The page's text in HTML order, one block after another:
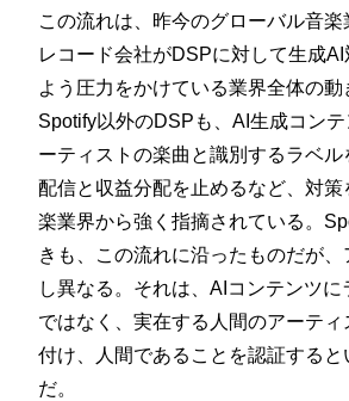
この流れは、昨今のグローバル音
レコード会社がDSPに対して生成
よう圧力をかけている業界全体の動
Spotify以外のDSPも、AI生成コン
ーティストの楽曲と識別するラベル
配信と収益分配を止めるなど、対
楽業界から強く指摘されている。
きも、この流れに沿ったものだが
し異なる。それは、AIコンテンツ
ではなく、実在する人間のアーティ
付け、人間であることを認証すると
だ。